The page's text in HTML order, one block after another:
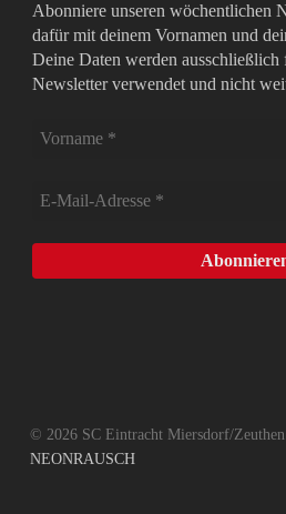
Abonniere unseren wöchentlichen
dafür mit deinem Vornamen und
Deine Daten werden ausschließlich
Newsletter verwendet und nicht
© 2026 SC Eintracht Miersdorf/Zeuthen
NEONRAUSCH